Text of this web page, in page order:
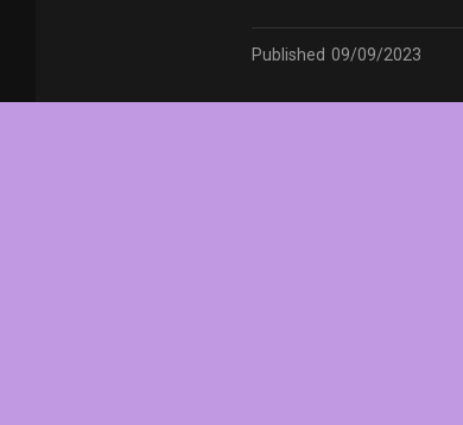
Published 09/09/2023